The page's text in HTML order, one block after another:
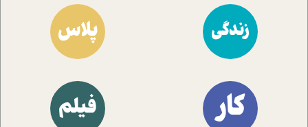
زندگی پلاس
کار فیلم